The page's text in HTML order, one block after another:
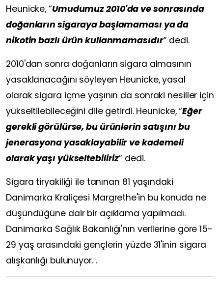
Heunicke, “Umudumuz 2010'da ve sonrasında
doğanların sigaraya başlamaması ya da
nikotin bazlı ürün kullanmamasıdır” dedi.
2010'dan sonra doğanların sigara almasının
yasaklanacağını söyleyen Heunicke, yasal
olarak sigara içme yaşının da sonraki nesiller için
yükseltilebileceğini dile getirdi. Heunicke, “Eğer
gerekli görülürse, bu ürünlerin satışını bu
jenerasyona yasaklayabilir ve kademeli
olarak yaşı yükseltebiliriz” dedi.
Sigara tiryakiliği ile tanınan 81 yaşındaki
Danimarka Kraliçesi Margrethe'in bu konuda ne
düşündüğüne dair bir açıklama yapılmadı.
Danimarka Sağlık Bakanlığı'nın verilerine göre 15-
29 yaş arasındaki gençlerin yüzde 31'inin sigara
alışkanlığı bulunuyor. .